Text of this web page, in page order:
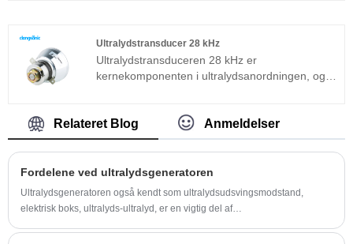
rengøringseffektivitet, enkle operationer og intet
behov for fejlfinding på stedet. Ultralydsrenser
150l kan bruges meget i metalprodukter, bildele,
rengøring af optisk glas osv.
Ultralydstransducer 28 kHz
Ultralydstransduceren 28 kHz er
kernekomponenten i ultralydsanordningen, og
Ultralydstransduceren 28 khz er en almindeligt
anvendt sandwichtransducer ud over den
magnetostriktive struktur.
Relateret Blog Anmeldelser
Fordelene ved ultralydsgeneratoren
Ultralydsgeneratoren også kendt som ultralydsudsvingsmodstand,
elektrisk boks, ultralyds-ultralyd, er en vigtig del af